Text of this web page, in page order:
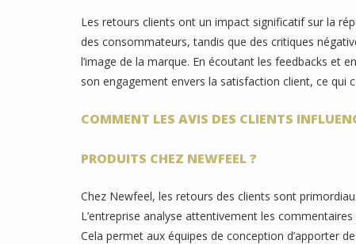
Les retours clients ont un impact significatif sur la
des consommateurs, tandis que des critiques
l’image de la marque. En écoutant les feedbacks
son engagement envers la satisfaction client, ce qui
COMMENT LES AVIS DES CLIENTS
PRODUITS CHEZ NEWFEEL ?
Chez Newfeel, les retours des clients sont
L’entreprise analyse attentivement les
Cela permet aux équipes de conception d’apporter